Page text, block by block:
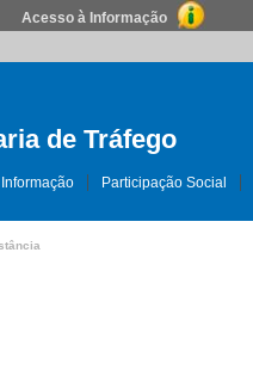
Acesso à Informação
de Tráfego
Participação Social